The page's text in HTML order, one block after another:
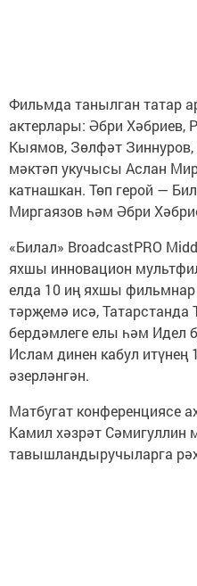
Фильмда танылган татар
актерлары: Әбри Хәбриев,
Кыямов, Зөлфәт
мәктәп укучысы Аслан
катнашкан. Төп герой —
Миргаязов һәм Әбри
«Билал» BroadcastPRO
яхшы инновацион
елда 10 иң яхшы фильмнар
тәрҗемә исә, Татарстанда
бердәмлеге елы һәм Идел
Ислам динен кабул итүнең
әзерләнгән.
Матбугат конференциясе
Камил хәзрәт
тавышландыручыларга